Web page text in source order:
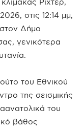
Ρίχτερ,
στις 12:14 μμ,
στον Δήμο
γενικότερα
του Εθνικού
της σεισμικής
του
βάθος